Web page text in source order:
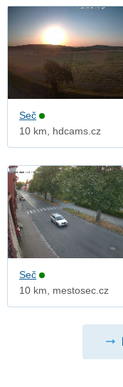
Seč
10 km, hdcams.cz
Seč
10 km, mestosec.cz